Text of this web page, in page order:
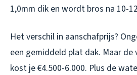
1,0mm dik en wordt bros na 10-
Het verschil in aanschafprijs?
een gemiddeld plat dak. Maar de
kost je €4.500-6.000. Plus de